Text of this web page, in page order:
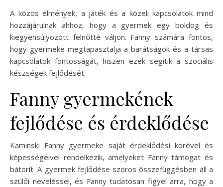
A közös élmények, a játék és a közeli kapcsolatok mind
hozzájárulnak ahhoz, hogy a gyermek egy boldog és
kiegyensúlyozott felnőtté váljon. Fanny számára fontos,
hogy gyermeke megtapasztalja a barátságok és a társas
kapcsolatok fontosságát, hiszen ezek segítik a szociális
készségek fejlődését.
Fanny gyermekének
fejlődése és érdeklődése
Kaminski Fanny gyermeke saját érdeklődési körével és
képességeivel rendelkezik, amelyeket Fanny támogat és
bátorít. A gyermek fejlődése szoros összefüggésben áll a
szülői neveléssel, és Fanny tudatosan figyel arra, hogy a